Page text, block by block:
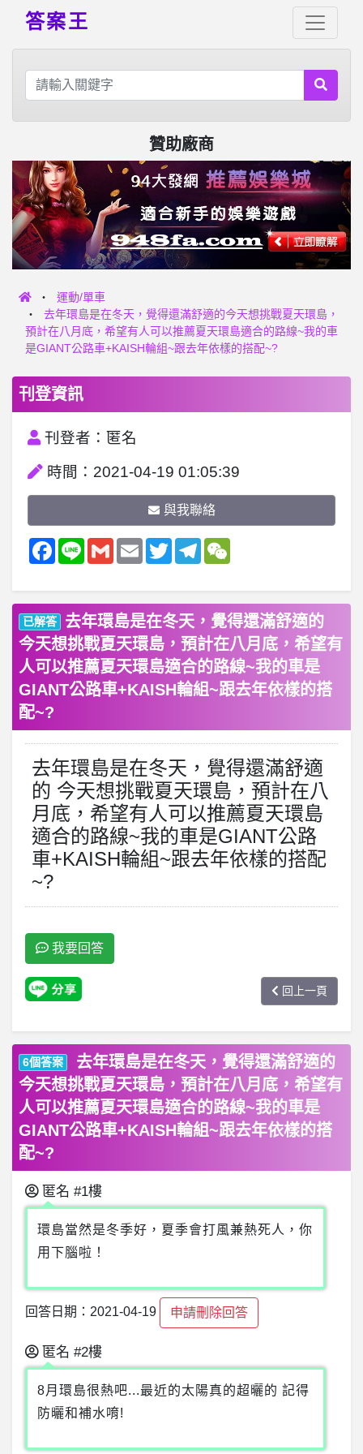
答案王
贊助廠商
運動/單車
去年環島是在冬天，覺得還滿舒適的今天想挑戰夏天環島，
預計在八月底，希望有人可以推薦夏天環島適合的路線~我的車
是GIANT公路車+KAISH輪組~跟去年依樣的搭配~?
刊登資訊
刊登者：匿名
時間：2021-04-19 01:05:39
與我聯絡
Facebook
Line GmailEmail TwitterTelegramWeChat
已解答
去年環島是在冬天，覺得還滿舒適的
今天想挑戰夏天環島，預計在八月底，希望有
人可以推薦夏天環島適合的路線~我的車是
GIANT公路車+KAISH輪組~跟去年依樣的搭
配~?
去年環島是在冬天，覺得還滿舒適
的 今天想挑戰夏天環島，預計在八
月底，希望有人可以推薦夏天環島
適合的路線~我的車是GIANT公路
車+KAISH輪組~跟去年依樣的搭配
~?
我要回答
回上一頁
6個答案
去年環島是在冬天，覺得還滿舒適的
今天想挑戰夏天環島，預計在八月底，希望有
人可以推薦夏天環島適合的路線~我的車是
GIANT公路車+KAISH輪組~跟去年依樣的搭
配~?
匿名 #1樓
環島當然是冬季好，夏季會打風兼熱死人，你
用下腦啦！
回答日期：2021-04-19 申請刪除回答
匿名 #2樓
8月環島很熱吧...最近的太陽真的超曬的 記得
防曬和補水唷!